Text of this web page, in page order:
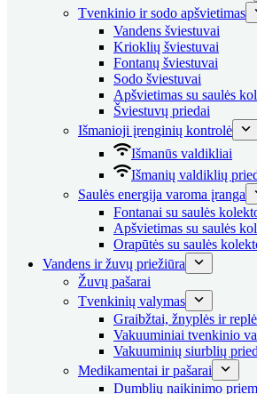
Tvenkinio ir sodo apšvietimas
Vandens šviestuvai
Krioklių šviestuvai
Fontanų šviestuvai
Sodo šviestuvai
Apšvietimas su saulės
Šviestuvų priedai
Išmanioji įrenginių kontrolė
Išmanūs valdikliai
Išmanių valdiklių
Saulės energija varoma įranga
Fontanai su saulės
Apšvietimas su saulės
Orapūtės su saulės
Vandens ir žuvų priežiūra
Žuvų pašarai
Tvenkinių valymas
Graibžtai, žnyplės ir
Vakuuminiai tvenkinio
Vakuuminių siurblių
Medikamentai ir pašarai
Dumblių naikinimo